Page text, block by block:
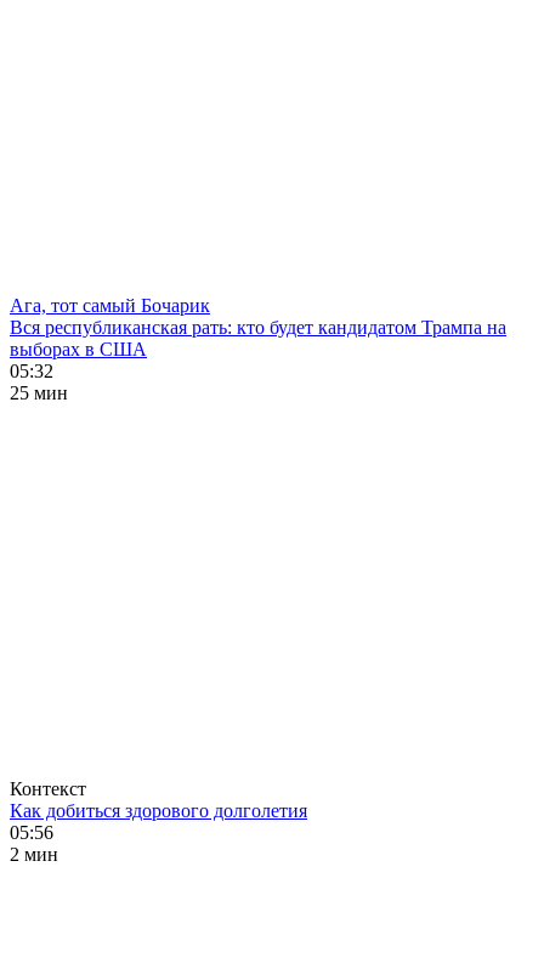
Ага, тот самый Бочарик
Вся республиканская рать: кто будет кандидатом Трампа на
выборах в США
05:32
25 мин
Контекст
Как добиться здорового долголетия
05:56
2 мин